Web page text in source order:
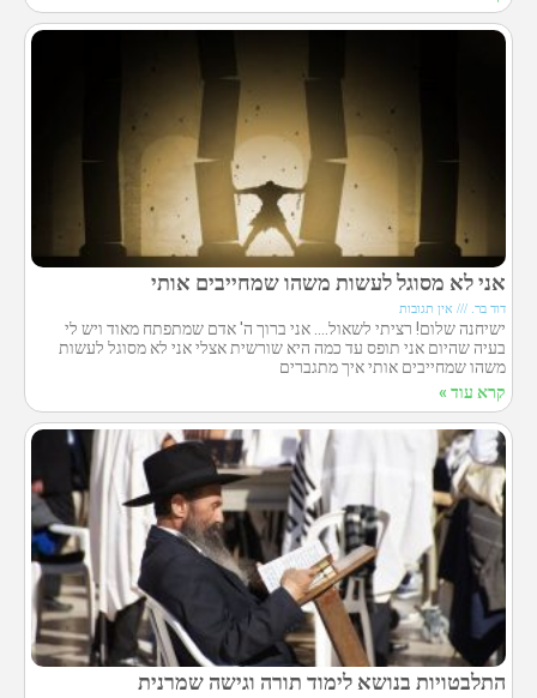
אני לא מסוגל לעשות משהו שמחייבים אותי
דוד בר. אין תגובות
ישיחנה שלום! רציתי לשאול…. אני ברוך ה' אדם שמתפתח מאוד ויש לי
בעיה שהיום אני תופס עד כמה היא שורשית אצלי אני לא מסוגל לעשות
משהו שמחייבים אותי איך מתגברים
קרא עוד »
התלבטויות בנושא לימוד תורה וגישה שמרנית